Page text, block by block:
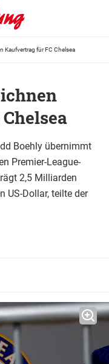
Kaufvertrag für FC Chelsea
Boehly übernimmt
Premier-League-
2,5 Milliarden
US-Dollar, teilte der